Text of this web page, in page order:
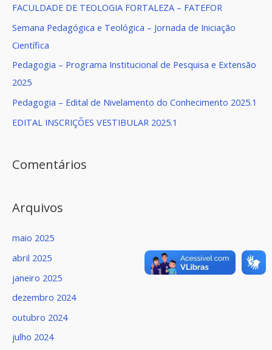
s
a
r
p
o
r
FACULDADE DE TEOLOGIA FORTALEZA – FATEFOR
Semana Pedagógica e Teológica – Jornada de Iniciação
Científica
Pedagogia – Programa Institucional de Pesquisa e Extensão
2025
Pedagogia – Edital de Nivelamento do Conhecimento 2025.1
EDITAL INSCRIÇÕES VESTIBULAR 2025.1
Comentários
Arquivos
maio 2025
abril 2025
janeiro 2025
dezembro 2024
outubro 2024
julho 2024